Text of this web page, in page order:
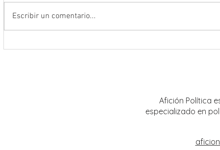
Escribir un comentario...
Afición Política
especializado en